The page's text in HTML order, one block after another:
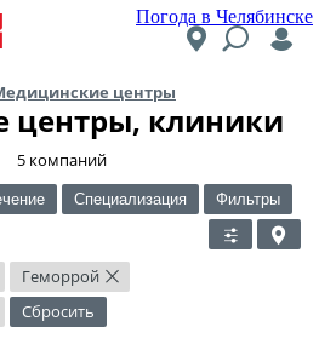
Погода в Челябинске
центры
центры, клиники
​5 компаний
Специализация Фильтры
Геморрой ×
Сбросить